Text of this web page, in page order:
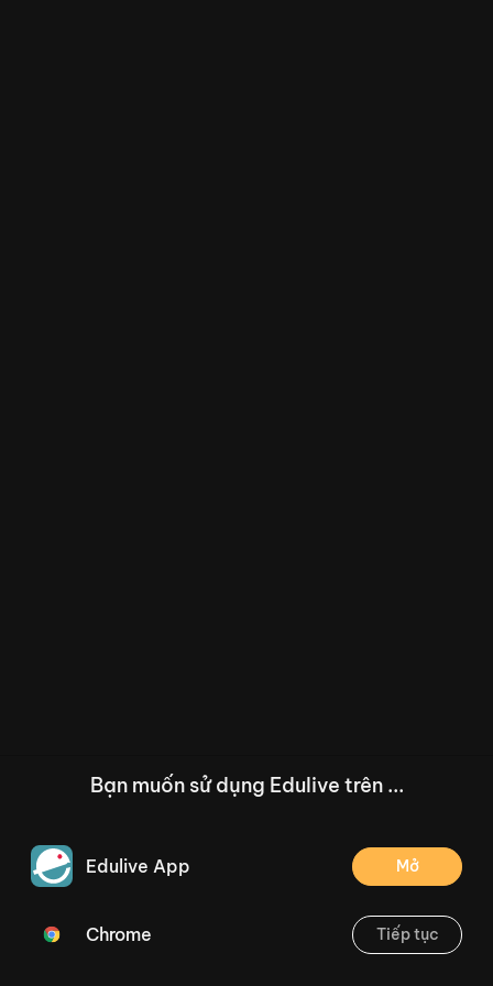
/--
Thoát
Bạn muốn sử dụng Edulive trên ...
Edulive App Mở
Chrome Tiếp tục